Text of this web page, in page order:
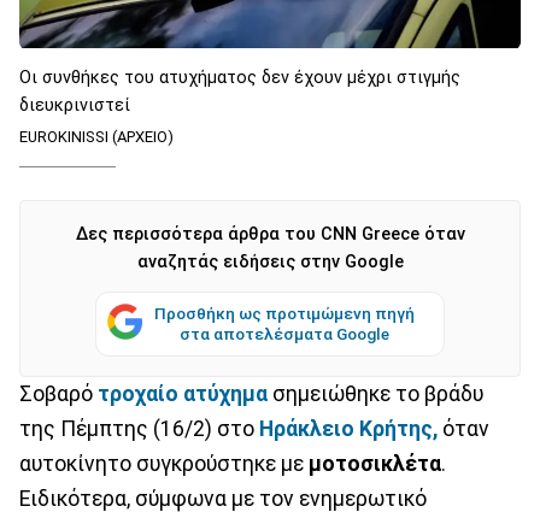
Οι συνθήκες του ατυχήματος δεν έχουν μέχρι στιγμής
διευκρινιστεί
EUROKINISSI (ΑΡΧΕΙΟ)
Δες περισσότερα άρθρα του CNN Greece όταν
αναζητάς ειδήσεις στην Google
Προσθήκη ως προτιμώμενη πηγή
στα αποτελέσματα Google
Σοβαρό τροχαίο ατύχημα σημειώθηκε το βράδυ
της Πέμπτης (16/2) στο Ηράκλειο Κρήτης, όταν
αυτοκίνητο συγκρούστηκε με μοτοσικλέτα.
Ειδικότερα, σύμφωνα με τον ενημερωτικό